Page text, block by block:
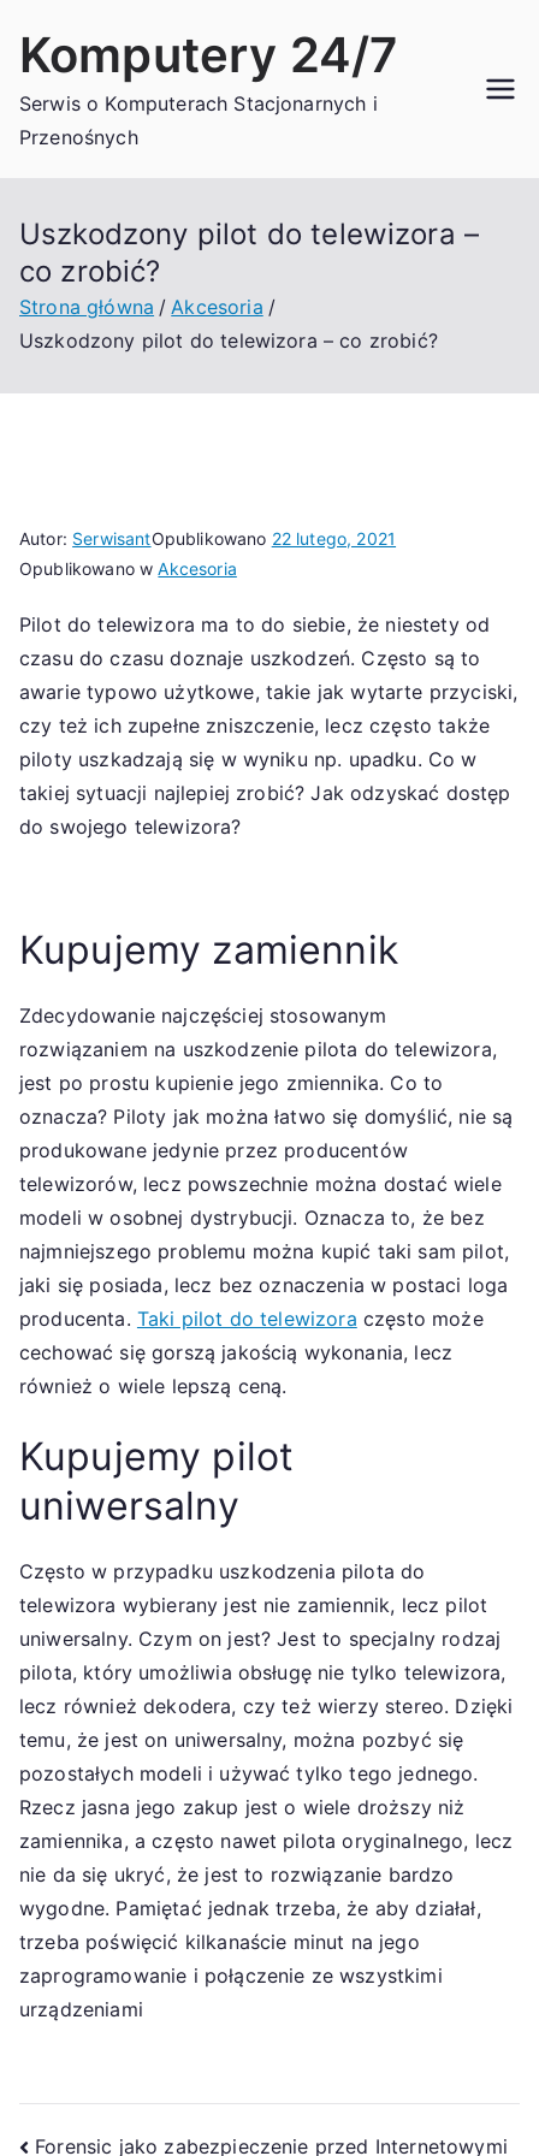
Komputery 24/7
Serwis o Komputerach Stacjonarnych i
Przenośnych
Uszkodzony pilot do telewizora –
co zrobić?
Strona główna
Akcesoria
Uszkodzony pilot do telewizora – co zrobić?
Autor: SerwisantOpublikowano 22 lutego, 2021
Opublikowano wAkcesoria
Pilot do telewizora ma to do siebie, że niestety od
czasu do czasu doznaje uszkodzeń. Często są to
awarie typowo użytkowe, takie jak wytarte przyciski,
czy też ich zupełne zniszczenie, lecz często także
piloty uszkadzają się w wyniku np. upadku. Co w
takiej sytuacji najlepiej zrobić? Jak odzyskać dostęp
do swojego telewizora?
Kupujemy zamiennik
Zdecydowanie najczęściej stosowanym
rozwiązaniem na uszkodzenie pilota do telewizora,
jest po prostu kupienie jego zmiennika. Co to
oznacza? Piloty jak można łatwo się domyślić, nie są
produkowane jedynie przez producentów
telewizorów, lecz powszechnie można dostać wiele
modeli w osobnej dystrybucji. Oznacza to, że bez
najmniejszego problemu można kupić taki sam pilot,
jaki się posiada, lecz bez oznaczenia w postaci loga
producenta. Taki pilot do telewizora często może
cechować się gorszą jakością wykonania, lecz
również o wiele lepszą ceną.
Kupujemy pilot
uniwersalny
Często w przypadku uszkodzenia pilota do
telewizora wybierany jest nie zamiennik, lecz pilot
uniwersalny. Czym on jest? Jest to specjalny rodzaj
pilota, który umożliwia obsługę nie tylko telewizora,
lecz również dekodera, czy też wierzy stereo. Dzięki
temu, że jest on uniwersalny, można pozbyć się
pozostałych modeli i używać tylko tego jednego.
Rzecz jasna jego zakup jest o wiele droższy niż
zamiennika, a często nawet pilota oryginalnego, lecz
nie da się ukryć, że jest to rozwiązanie bardzo
wygodne. Pamiętać jednak trzeba, że aby działał,
trzeba poświęcić kilkanaście minut na jego
zaprogramowanie i połączenie ze wszystkimi
urządzeniami
Forensic jako zabezpieczenie przed Internetowymi